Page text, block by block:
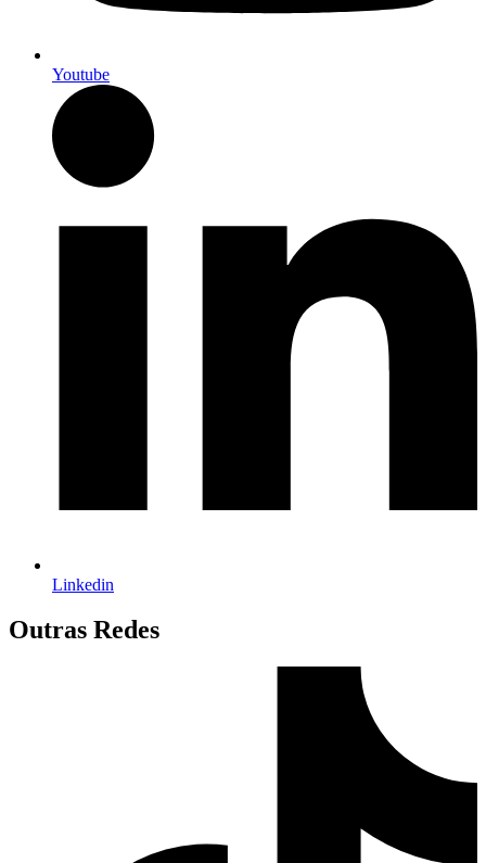
Youtube
Linkedin
Outras Redes